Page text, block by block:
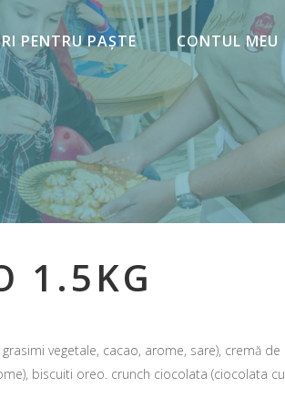
PENTRU PAȘTE CONTUL MEU
1.5KG
vegetale, cacao, arome, sare), cremă de
biscuiti oreo. crunch ciocolata (ciocolata cu